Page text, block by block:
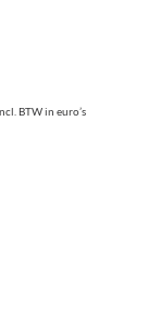
BTW in euro’s